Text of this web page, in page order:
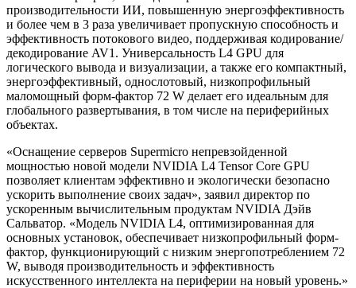
производительности ИИ, повышенную энергоэффективность
и более чем в 3 раза увеличивает пропускную способность и
эффективность потокового видео, поддерживая кодирование/
декодирование AV1. Универсальность L4 GPU для
логического вывода и визуализации, а также его компактный,
энергоэффективный, однослотовый, низкопрофильный
маломощный форм-фактор 72 W делает его идеальным для
глобального развертывания, в том числе на периферийных
объектах.
«Оснащение серверов Supermicro непревзойденной
мощностью новой модели NVIDIA L4 Tensor Core GPU
позволяет клиентам эффективно и экологически безопасно
ускорить выполнение своих задач», заявил директор по
ускоренным вычислительным продуктам NVIDIA Дэйв
Сальватор. «Модель NVIDIA L4, оптимизированная для
основных установок, обеспечивает низкопрофильный форм-
фактор, функционирующий с низким энергопотреблением 72
W, выводя производительность и эффективность
искусственного интеллекта на периферии на новый уровень.»